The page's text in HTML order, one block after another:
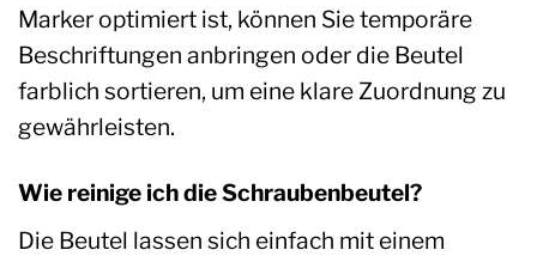
Marker optimiert ist, können Sie temporäre
Beschriftungen anbringen oder die Beutel
farblich sortieren, um eine klare Zuordnung zu
gewährleisten.
Wie reinige ich die Schraubenbeutel?
Die Beutel lassen sich einfach mit einem